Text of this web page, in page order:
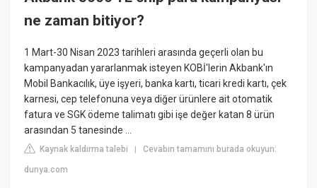
ne zaman bitiyor?
1 Mart-30 Nisan 2023 tarihleri arasında geçerli olan bu
kampanyadan yararlanmak isteyen KOBİ'lerin Akbank'ın
Mobil Bankacılık, üye işyeri, banka kartı, ticari kredi kartı, çek
karnesi, cep telefonuna veya diğer ürünlere ait otomatik
fatura ve SGK ödeme talimatı gibi işe değer katan 8 ürün
arasından 5 tanesinde ...
Kaynak kaldırma talebi |Cevabın tamamını burada okuyun:
dunya.com